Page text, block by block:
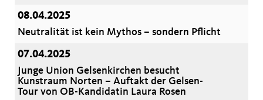
08.04.2025
Neutralität ist kein Mythos – sondern Pflicht
07.04.2025
Junge Union Gelsenkirchen besucht
Kunstraum Norten – Auftakt der Gelsen-
Tour von OB-Kandidatin Laura Rosen